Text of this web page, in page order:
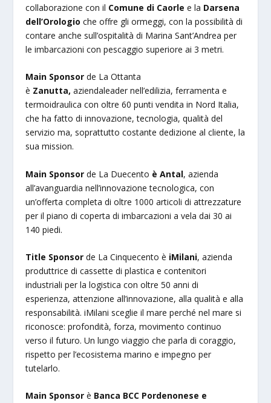
collaborazione con il Comune di Caorle e la Darsena
dell’Orologio che offre gli ormeggi, con la possibilità di
contare anche sull’ospitalità di Marina Sant’Andrea per
le imbarcazioni con pescaggio superiore ai 3 metri.
Main Sponsorde La Ottanta
è Zanutta,aziendaleader nell’edilizia, ferramenta e
termoidraulica con oltre 60 punti vendita in Nord Italia,
che ha fatto di innovazione, tecnologia, qualità del
servizio ma, soprattutto costante dedizione al cliente, la
sua mission.
Main Sponsorde La Duecento è Antal, azienda
all’avanguardia nell’innovazione tecnologica, con
un’offerta completa di oltre 1000 articoli di attrezzature
per il piano di coperta di imbarcazioni a vela dai 30 ai
140 piedi.
Title Sponsorde La Cinquecento è iMilani, azienda
produttrice di cassette di plastica e contenitori
industriali per la logistica con oltre 50 anni di
esperienza, attenzione all’innovazione, alla qualità e alla
responsabilità. iMilani sceglie il mare perché nel mare si
riconosce: profondità, forza, movimento continuo
verso il futuro. Un lungo viaggio che parla di coraggio,
rispetto per l’ecosistema marino e impegno per
tutelarlo.
Main Sponsorè Banca BCC Pordenonese e